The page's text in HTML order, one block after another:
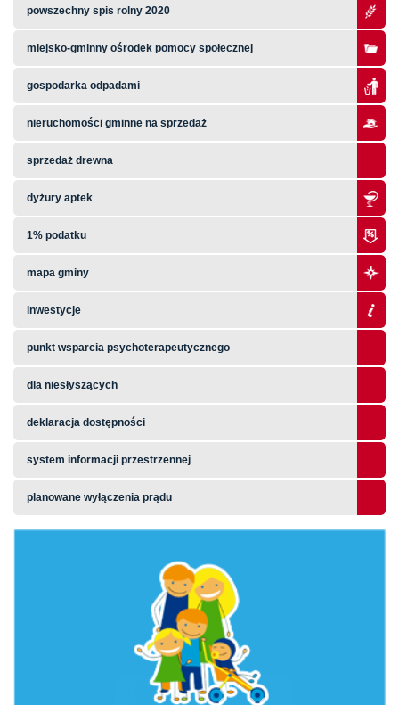
powszechny spis rolny 2020
miejsko-gminny ośrodek pomocy społecznej
gospodarka odpadami
nieruchomości gminne na sprzedaż
sprzedaż drewna
dyżury aptek
1% podatku
mapa gminy
inwestycje
punkt wsparcia psychoterapeutycznego
dla niesłyszących
deklaracja dostępności
system informacji przestrzennej
planowane wyłączenia prądu